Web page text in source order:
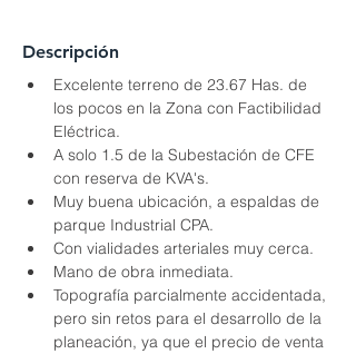
Descripción
Excelente terreno de 23.67 Has. de
los pocos en la Zona con Factibilidad
Eléctrica.
A solo 1.5 de la Subestación de CFE
con reserva de KVA's.
Muy buena ubicación, a espaldas de
parque Industrial CPA.
Con vialidades arteriales muy cerca.
Mano de obra inmediata.
Topografía parcialmente accidentada,
pero sin retos para el desarrollo de la
planeación, ya que el precio de venta